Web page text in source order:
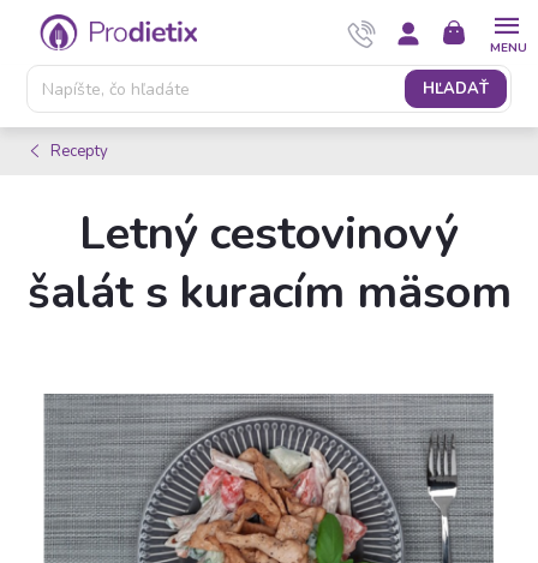
Prejsť
obsah
HĽADAŤ
NÁKUPNÝ
KOŠÍK
Recepty
Letný cestovinový
šalát s kuracím mäsom